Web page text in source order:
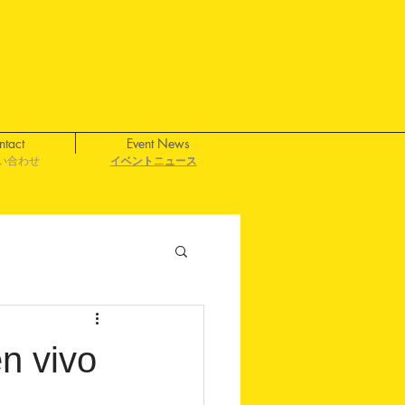
Event News
合わせ イベントニュース
イベントニュース
イベントニュース
イベントニュース
vivo